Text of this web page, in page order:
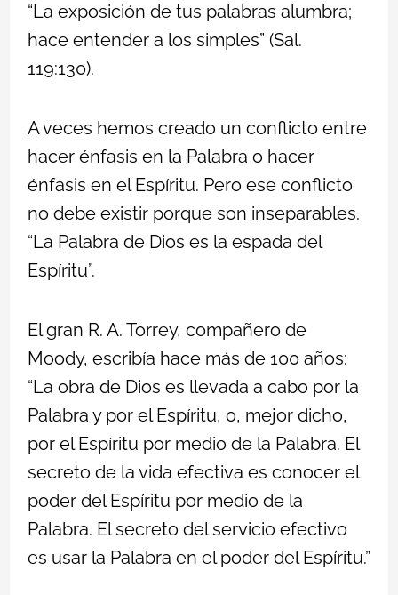
“La exposición de tus palabras alumbra;
hace entender a los simples” (Sal.
119:130).
A veces hemos creado un conflicto entre
hacer énfasis en la Palabra o hacer
énfasis en el Espíritu. Pero ese conflicto
no debe existir porque son inseparables.
“La Palabra de Dios es la espada del
Espíritu”.
El gran R. A. Torrey, compañero de
Moody, escribía hace más de 100 años:
“La obra de Dios es llevada a cabo por la
Palabra y por el Espíritu, o, mejor dicho,
por el Espíritu por medio de la Palabra. El
secreto de la vida efectiva es conocer el
poder del Espíritu por medio de la
Palabra. El secreto del servicio efectivo
es usar la Palabra en el poder del Espíritu.”